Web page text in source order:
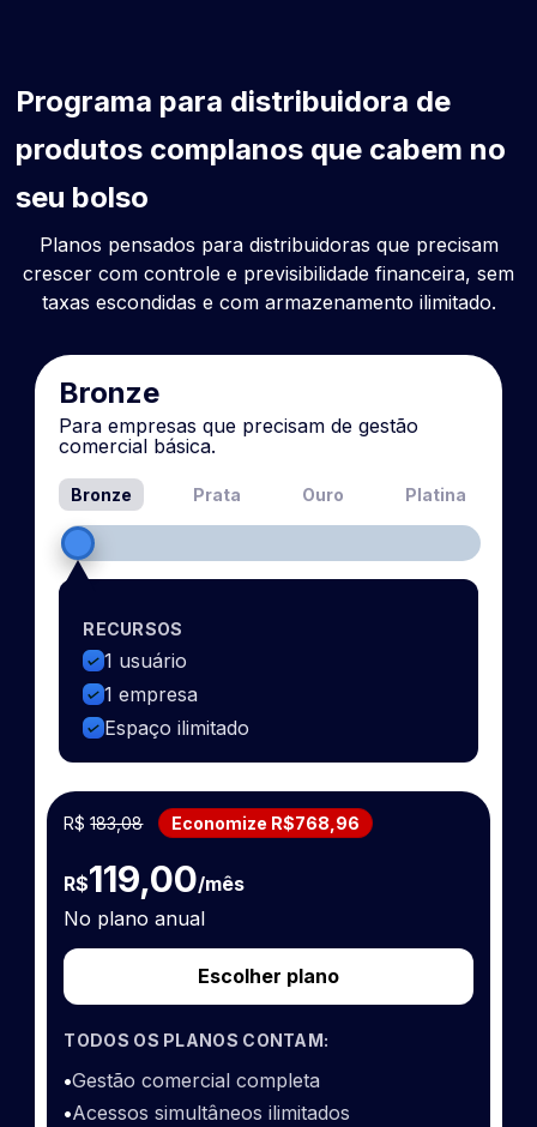
Programa para distribuidora de
produtos complanos que cabem no
seu bolso
Planos pensados para distribuidoras que precisam
crescer com controle e previsibilidade financeira, sem
taxas escondidas e com armazenamento ilimitado.
Bronze
Para empresas que precisam de gestão
comercial básica.
Bronze Prata Ouro Platina
RECURSOS
1 usuário
1 empresa
Espaço ilimitado
R$183,08 Economize R$768,96
R$119,00/mês
No plano anual
Escolher plano
TODOS OS PLANOS CONTAM:
•Gestão comercial completa
•Acessos simultâneos ilimitados